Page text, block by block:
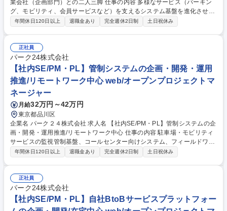
業会社（企画部門）との二人三脚 仕事の内容 多様なサービス（パーキン
グ、モビリティ、会員サービスなど）を支えるシステム基盤を進化させる
プロジェクトマネジメント業務です。事業成長と社会インフラの安定に貢
イクル全体を推進します。実装言語はJava、DBはOracle、OSはWindow
s/Linuxを使用。DB論理設計やサーバー設定も担当。社内関係部署との調
整・折衝、リスク管理、課題解決の推進、システムリリース後の評価・改
善提案、新技術導入検討なども行います。 募集職種 【社内SE/PM・PL】
自社内製開発/事業会社（企画部門）との二人三脚
年間休日120日以上 退職金あり 完全週休2日制 土日祝休み
正社員
パーク24株式会社
【社内SE/PM・PL】管制システムの企画・開発・運用
推進/リモートワーク中心 web/オープンプロジェクトマ
ネージャー
月給32万円～42万円
東京都品川区
企業名 パーク２４株式会社 求人名 【社内SE/PM・PL】管制システムの企
画・開発・運用推進/リモートワーク中心 仕事の内容 駐車場・モビリティ
サービスの監視管制基盤、コールセンター向けシステム、フィールドワー
カー向け業務管理システムなど、事業運営を支える複数システムを横断的
ィールドワーカー向け業務管理・予実管理システムの開発・改善を担当し
ます。企画、要件定義、開発、テスト、リリース、運用、保守までの一貫
した対応、10名規模程度の開発プロジェクトマネジメント、新任・若手エ
ンジニアの指導・評価を行います 募集職種 【社内SE/PM・PL】管制シス
年間休日120日以上 退職金あり 完全週休2日制 土日祝休み
正社員
パーク24株式会社
【社内SE/PM・PL】自社BtoBサービスプラットフォー